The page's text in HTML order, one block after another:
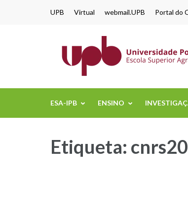
UPB Virtual webmail.UPB Portal do
ESA-IPB ENSINO
Etiqueta: